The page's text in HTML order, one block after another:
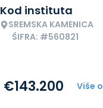
Kod instituta
SREMSKA KAMENICA
ŠIFRA: #560821
Više
€143.200